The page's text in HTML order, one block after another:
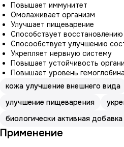
Повышает иммунитет
Омолаживает организм
Улучшает пищеварение
Способствует
Спосообствует улучшению
Укрепляет нервную систему
Повышает устойчивость
Повышает уровень
кожа улучшение внешнего вида
улучшение пищеварения
биологически активная
Применение